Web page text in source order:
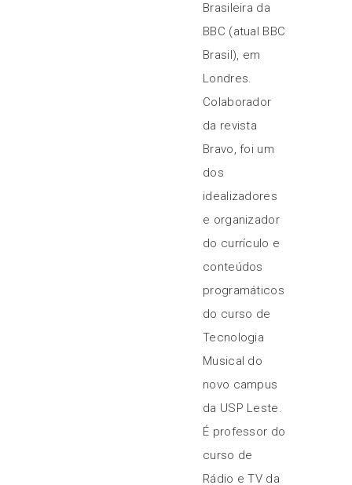
Brasileira da
BBC (atual BBC
Brasil), em
Londres.
Colaborador
da revista
Bravo, foi um
dos
idealizadores
e organizador
do currículo e
conteúdos
programáticos
do curso de
Tecnologia
Musical do
novo campus
da USP Leste.
É professor do
curso de
Rádio e TV da